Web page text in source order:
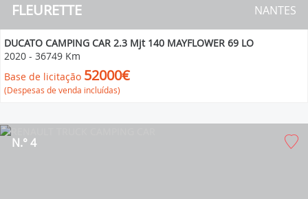
FLEURETTE NANTES
DUCATO CAMPING CAR 2.3 Mjt 140 MAYFLOWER 69 LO
2020 - 36749 Km
Base de licitação 52000€
(Despesas de venda incluídas)
N.° 4